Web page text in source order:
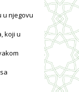
u njegovu
koji u